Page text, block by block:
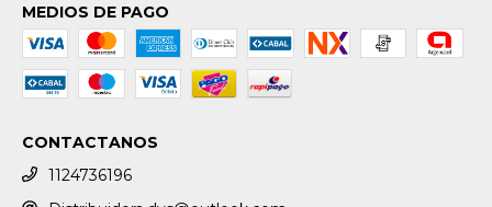
MEDIOS DE PAGO
CONTACTANOS
1124736196